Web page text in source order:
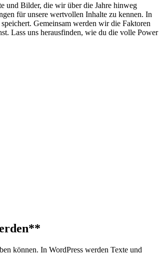
⁢und Bilder, die wir über die⁤ Jahre hinweg
für⁣ unsere⁢ wertvollen‌ Inhalte zu kennen.⁣ In
⁣Gemeinsam⁤ werden wir die Faktoren
Lass uns herausfinden, wie du die volle Power​
können. In WordPress werden ‍Texte und